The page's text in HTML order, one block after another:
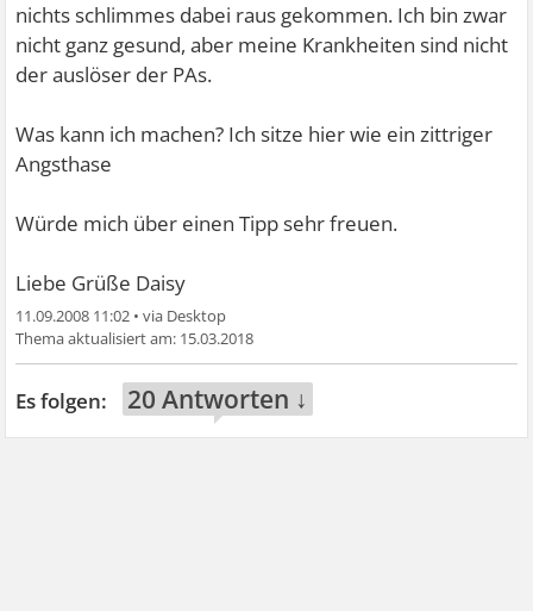
nichts schlimmes dabei raus gekommen. Ich bin zwar
nicht ganz gesund, aber meine Krankheiten sind nicht
der auslöser der PAs.
Was kann ich machen? Ich sitze hier wie ein zittriger
Angsthase
Würde mich über einen Tipp sehr freuen.
Liebe Grüße Daisy
11.09.2008 11:02 •
15.03.2018
20 Antworten ↓